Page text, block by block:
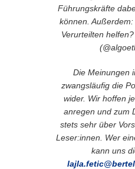
Führungskräfte
können.
Verurteilten
Die Meinungen
zwangsläufig die
wider. Wir hoffen
anregen und zum
stets sehr über
Leser:innen. Wer
kann uns